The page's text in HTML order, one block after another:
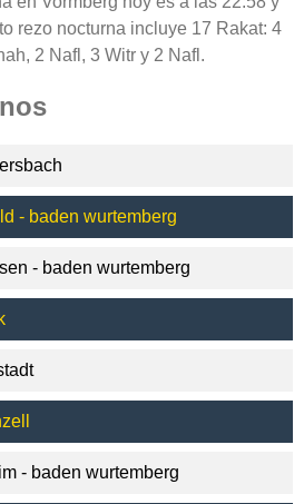
rezo nocturna incluye 17 Rakat: 4
2 Nafl, 3 Witr y 2 Nafl.
- baden wurtemberg
- baden wurtemberg
- baden wurtemberg